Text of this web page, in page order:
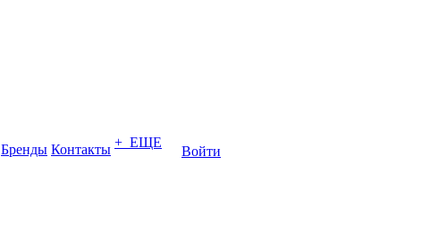
Бренды Контакты + ЕЩЕ
Войти